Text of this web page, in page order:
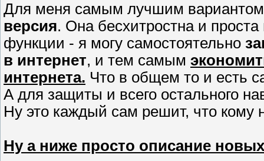
Для меня самым лучшим вариантом
версия. Она бесхитростна и
функции - я могу самостоятельно
в интернет, и тем самым
интернета. Что в общем то и есть
А для защиты и всего остального
Ну это каждый сам решит, что кому
Ну а ниже просто описание